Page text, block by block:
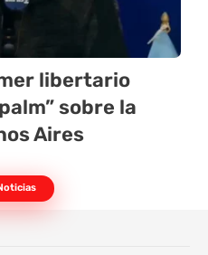
libertario
sobre la
Aires